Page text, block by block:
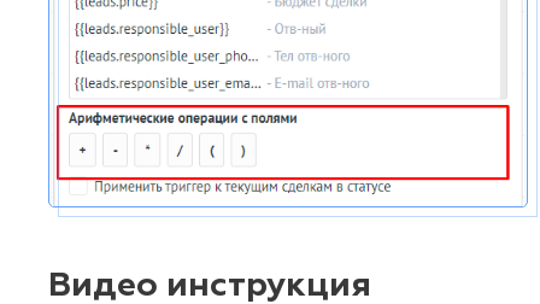
Видео инструкция